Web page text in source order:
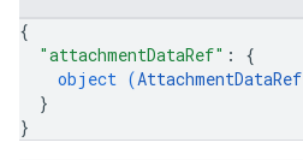
{
"attachmentDataRef" : {
object (AttachmentDataRef
}
}